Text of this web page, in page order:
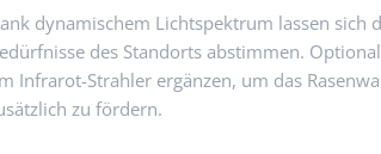
dynamischem Lichtspektrum lassen sich
des Standorts abstimmen.
Infrarot-Strahler ergänzen, um das
zu fördern.